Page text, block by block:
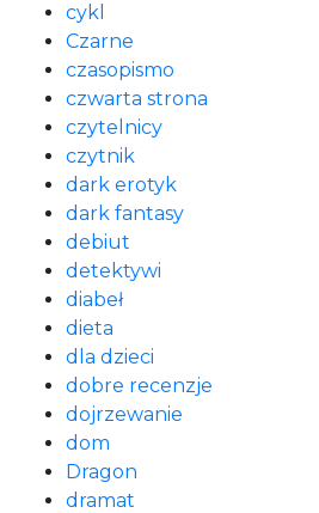
cykl
Czarne
czasopismo
czwarta strona
czytelnicy
czytnik
dark erotyk
dark fantasy
debiut
detektywi
diabeł
dieta
dla dzieci
dobre recenzje
dojrzewanie
dom
Dragon
dramat